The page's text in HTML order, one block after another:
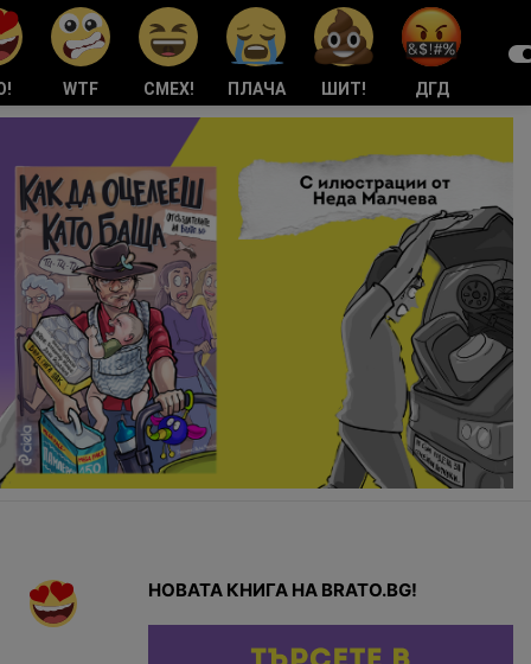
WTF СМЕХ! ПЛАЧА ШИТ! ДГД
НОВАТА КНИГА НА BRATO.BG!